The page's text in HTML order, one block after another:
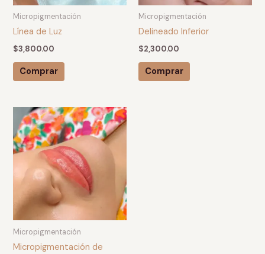
Micropigmentación
Línea de Luz
$3,800.00
Comprar
Micropigmentación
Delineado Inferior
$2,300.00
Comprar
Micropigmentación
Micropigmentación de